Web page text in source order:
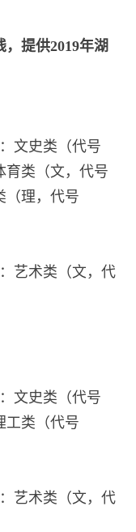
提供2019年湖
文史类（代号
育类（文，代号
（理，代号
艺术类（文，代
文史类（代号
工类（代号
艺术类（文，代